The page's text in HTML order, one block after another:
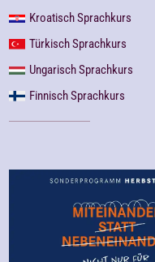
Kroatisch Sprachkurs
Türkisch Sprachkurs
Ungarisch Sprachkurs
Finnisch Sprachkurs